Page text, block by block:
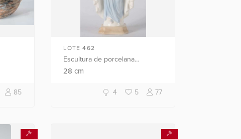
85
LOTE 462
Escultura de porcelana
policromada representando
28cm
4 5 77